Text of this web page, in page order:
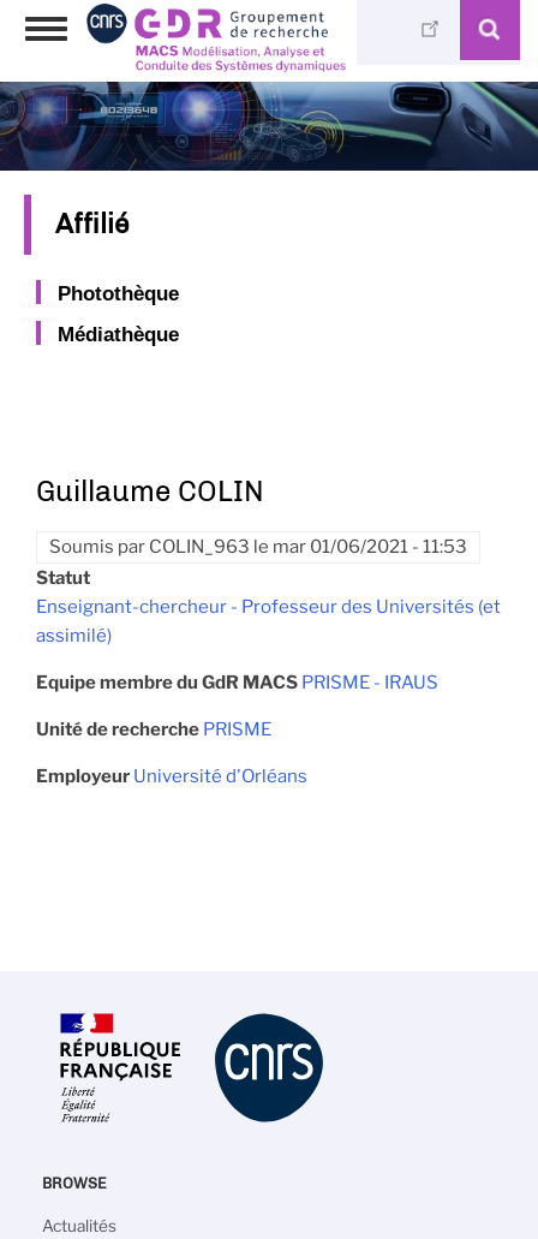
Aller
principal
Toggle
Affilié
Photothèque
Médiathèque
Guillaume COLIN
Soumis par COLIN_963 le mar 01/06/2021 - 11:53
Statut
Enseignant-chercheur - Professeur des Universités (et
assimilé)
Equipe membre du GdR MACS PRISME - IRAUS
Unité de recherche PRISME
Employeur Université d'Orléans
BROWSE
Navigation
Actualités